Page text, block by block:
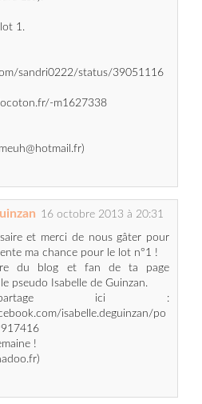
sandri0222/status/39051116
m1627338
et merci de nous gâter pour
ma chance pour le lot n°1 !
du blog et fan de ta page
pseudo Isabelle de Guinzan.
ici :
isabelle.deguinzan/po
!
beaucoup pour ce superbe